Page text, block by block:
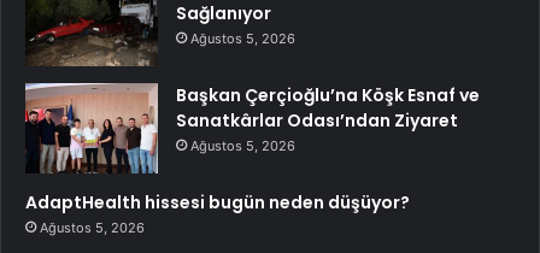
Sağlanıyor
Ağustos 5, 2026
Başkan Çerçioğlu’na Köşk Esnaf ve
Sanatkârlar Odası’ndan Ziyaret
Ağustos 5, 2026
AdaptHealth hissesi bugün neden düşüyor?
Ağustos 5, 2026